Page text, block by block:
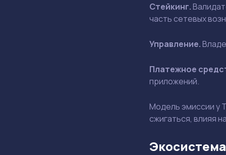
Стейкинг.
часть сетевых
Управление.
Платежное
приложений.
Модель эмиссии у
сжигаться, влияя